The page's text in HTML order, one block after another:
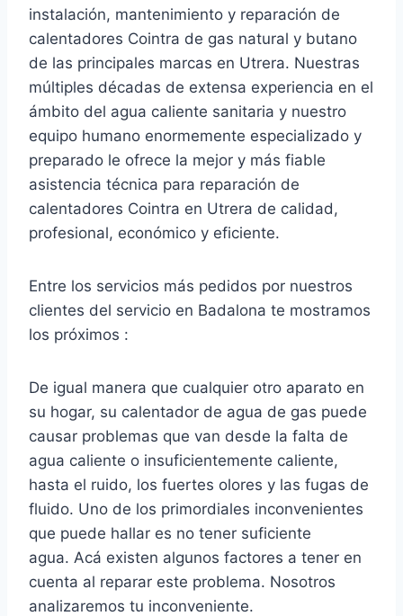
instalación, mantenimiento y reparación de
calentadores Cointra de gas natural y butano
de las principales marcas en Utrera. Nuestras
múltiples décadas de extensa experiencia en el
ámbito del agua caliente sanitaria y nuestro
equipo humano enormemente especializado y
preparado le ofrece la mejor y más fiable
asistencia técnica para reparación de
calentadores Cointra en Utrera de calidad,
profesional, económico y eficiente.
Entre los servicios más pedidos por nuestros
clientes del servicio en Badalona te mostramos
los próximos :
De igual manera que cualquier otro aparato en
su hogar, su calentador de agua de gas puede
causar problemas que van desde la falta de
agua caliente o insuficientemente caliente,
hasta el ruido, los fuertes olores y las fugas de
fluido. Uno de los primordiales inconvenientes
que puede hallar es no tener suficiente
agua. Acá existen algunos factores a tener en
cuenta al reparar este problema. Nosotros
analizaremos tu inconveniente.